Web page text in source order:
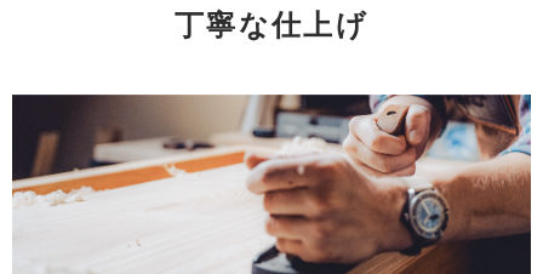
丁寧な仕上げ